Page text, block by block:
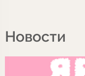
Новости